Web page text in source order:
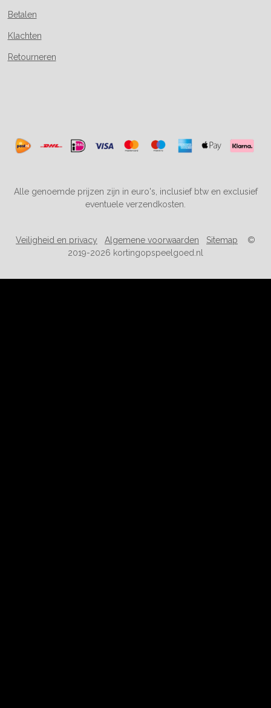
Betalen
Klachten
Retourneren
Alle genoemde prijzen zijn in euro's, inclusief btw en exclusief
eventuele verzendkosten.
Veiligheid en privacy Algemene voorwaarden Sitemap ©
2019-2026 kortingopspeelgoed.nl